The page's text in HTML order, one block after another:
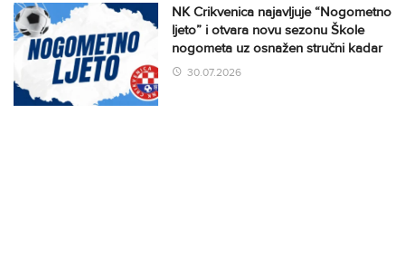
NK Crikvenica najavljuje “Nogometno
ljeto” i otvara novu sezonu Škole
nogometa uz osnažen stručni kadar
30.07.2026